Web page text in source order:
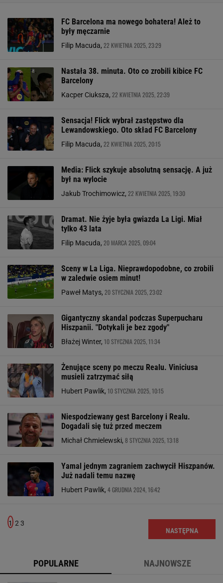
FC Barcelona ma nowego bohatera! Ależ to
były męczarnie
Filip Macuda, 22 KWIETNIA 2025, 23:29
Nastała 38. minuta. Oto co zrobili kibice FC
Barcelony
Kacper Ciuksza, 22 KWIETNIA 2025, 22:39
Sensacja! Flick wybrał zastępstwo dla
Lewandowskiego. Oto skład FC Barcelony
Filip Macuda, 22 KWIETNIA 2025, 20:15
Media: Flick szykuje absolutną sensację. A już
był na wylocie
Jakub Trochimowicz, 22 KWIETNIA 2025, 19:30
Dramat. Nie żyje była gwiazda La Ligi. Miał
tylko 43 lata
Filip Macuda, 20 MARCA 2025, 09:04
Sceny w La Liga. Nieprawdopodobne, co zrobili
w zaledwie osiem minut!
Paweł Matys, 20 STYCZNIA 2025, 23:02
Gigantyczny skandal podczas Superpucharu
Hiszpanii. "Dotykali je bez zgody"
Błażej Winter, 10 STYCZNIA 2025, 11:34
Żenujące sceny po meczu Realu. Viniciusa
musieli zatrzymać siłą
Hubert Pawlik, 10 STYCZNIA 2025, 10:15
Niespodziewany gest Barcelony i Realu.
Dogadali się tuż przed meczem
Michał Chmielewski, 8 STYCZNIA 2025, 13:18
Yamal jednym zagraniem zachwycił Hiszpanów.
Już nadali temu nazwę
Hubert Pawlik, 4 GRUDNIA 2024, 16:42
1 2 3
NASTĘPNA
POPULARNE NAJNOWSZE